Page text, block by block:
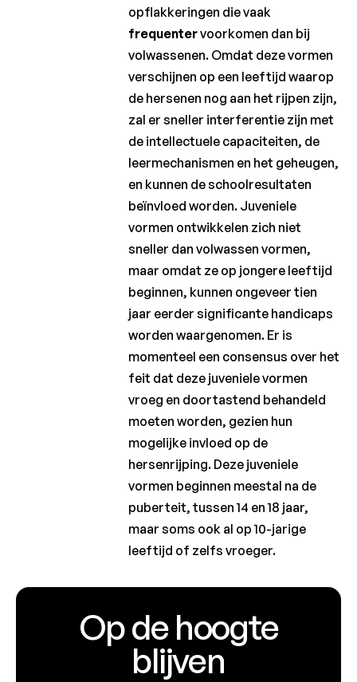
opflakkeringen die vaak
frequentervoorkomen dan bij
volwassenen. Omdat deze vormen
verschijnen op een leeftijd waarop
de hersenen nog aan het rijpen zijn,
zal er sneller interferentie zijn met
de intellectuele capaciteiten, de
leermechanismen en het geheugen,
en kunnen de schoolresultaten
beïnvloed worden. Juveniele
vormen ontwikkelen zich niet
sneller dan volwassen vormen,
maar omdat ze op jongere leeftijd
beginnen, kunnen ongeveer tien
jaar eerder significante handicaps
worden waargenomen. Er is
momenteel een consensus over het
feit dat deze juveniele vormen
vroeg en doortastend behandeld
moeten worden, gezien hun
mogelijke invloed op de
hersenrijping. Deze juveniele
vormen beginnen meestal na de
puberteit, tussen 14 en 18 jaar,
maar soms ook al op 10-jarige
leeftijd of zelfs vroeger.
Op de hoogte
blijven